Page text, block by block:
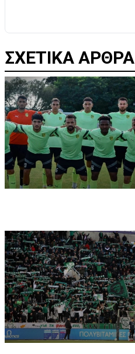
ΣΧΕΤΙΚΑ ΑΡΘΡΑ